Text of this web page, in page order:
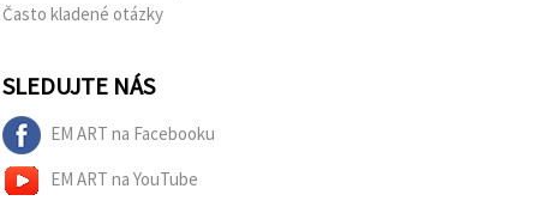
Často kladené otázky
SLEDUJTE NÁS
EM ART na Facebooku
EM ART na YouTube